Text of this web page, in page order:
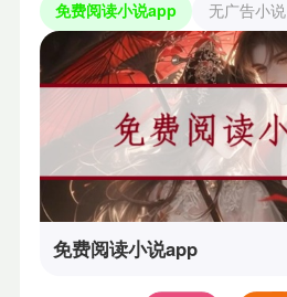
免费阅读小说app 无广告小说
免费阅读小说app